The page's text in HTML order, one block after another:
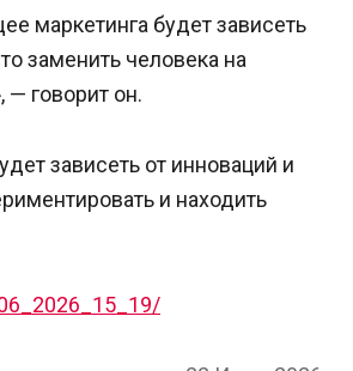
маркетинга будет зависеть
заменить человека на
говорит он.
зависеть от инноваций и
и находить